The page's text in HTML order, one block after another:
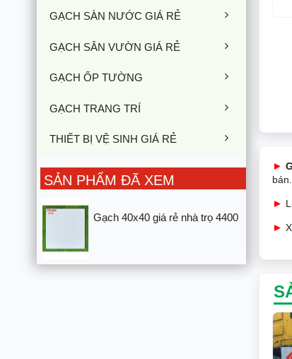
GẠCH SÀN NƯỚC GIÁ RẺ
GẠCH SÂN VƯỜN GIÁ RẺ
GẠCH ỐP TƯỜNG
GẠCH TRANG TRÍ
THIẾT BỊ VỆ SINH GIÁ RẺ
SẢN PHẨM ĐÃ XEM
Gạch 40x40 giá rẻ nhà trọ 4400
►
►
►